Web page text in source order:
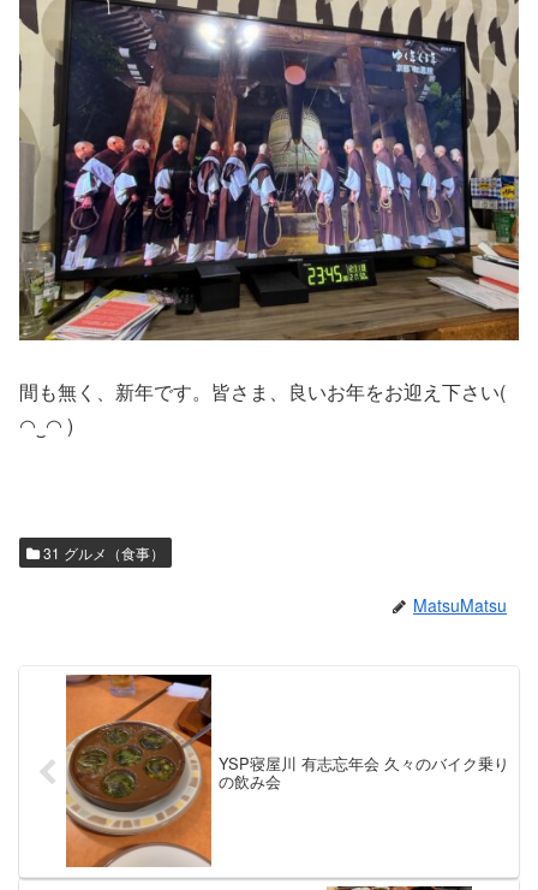
間も無く、新年です。皆さま、良いお年をお迎え下さい(
◠‿◠ )
31 グルメ（食事）
MatsuMatsu
YSP寝屋川 有志忘年会 久々のバイク乗り
の飲み会